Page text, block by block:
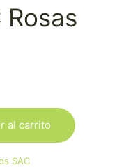
Rosas
al carrito
SAC